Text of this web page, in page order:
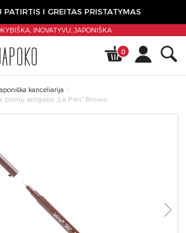
PATIRTIS I GREITAS PRISTATYMAS
INOVATYVU,JAPONIŠKA
0
kanceliarija
plonu antgaliu „Le Pen” Brown